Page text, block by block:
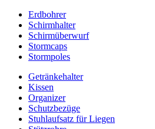
Erdbohrer
Schirmhalter
Schirmüberwurf
Stormcaps
Stormpoles
Getränkehalter
Kissen
Organizer
Schutzbezüge
Stuhlaufsatz für Liegen